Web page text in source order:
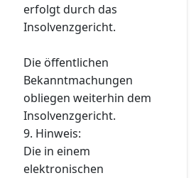
erfolgt durch das
Insolvenzgericht.
Die öffentlichen
Bekanntmachungen
obliegen weiterhin dem
Insolvenzgericht.
9. Hinweis:
Die in einem
elektronischen